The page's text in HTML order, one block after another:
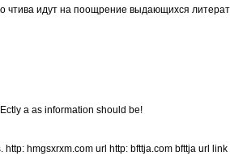
чтива идут на поощрение выдающихся
a as information should be!
hmgsxrxm.com url http: bfttja.com bfttja url